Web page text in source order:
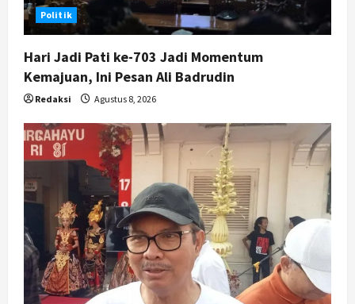
5
Nasional
BRIN Kembangkan Sepatu Murah
Rakyat
Agustus 7, 2026
Politik
Hari Jadi Pati ke-703 Jadi Momentum
Kemajuan, Ini Pesan Ali Badrudin
Redaksi Agustus 8, 2026